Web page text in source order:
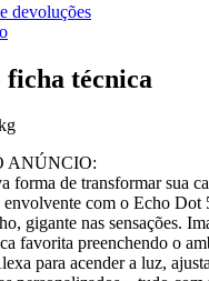
devoluções
ficha técnica
ANÚNCIO:
forma de transformar sua
envolvente com o Echo
gigante nas sensações.
favorita preenchendo o
para acender a luz,